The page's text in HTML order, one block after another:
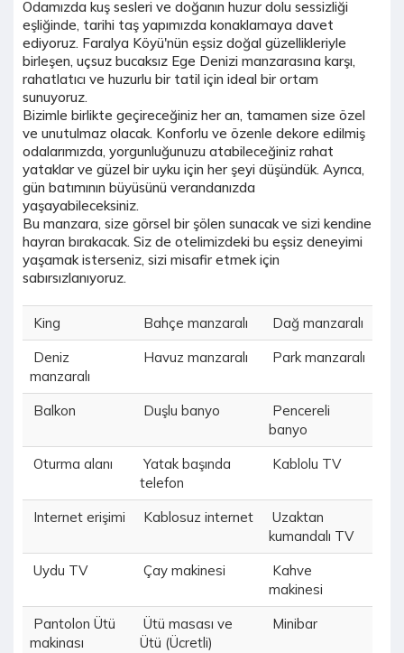
Odamızda kuş sesleri ve doğanın huzur dolu sessizliği
eşliğinde, tarihi taş yapımızda konaklamaya davet
ediyoruz. Faralya Köyü'nün eşsiz doğal güzellikleriyle
birleşen, uçsuz bucaksız Ege Denizi manzarasına karşı,
rahatlatıcı ve huzurlu bir tatil için ideal bir ortam
sunuyoruz.
Bizimle birlikte geçireceğiniz her an, tamamen size özel
ve unutulmaz olacak. Konforlu ve özenle dekore edilmiş
odalarımızda, yorgunluğunuzu atabileceğiniz rahat
yataklar ve güzel bir uyku için her şeyi düşündük. Ayrıca,
gün batımının büyüsünü verandanızda
yaşayabileceksiniz.
Bu manzara, size görsel bir şölen sunacak ve sizi kendine
hayran bırakacak. Siz de otelimizdeki bu eşsiz deneyimi
yaşamak isterseniz, sizi misafir etmek için
sabırsızlanıyoruz.
King Bahçe manzaralı
Dağ manzaralı
Deniz
manzaralı
Havuz manzaralı Park manzaralı
Balkon Duşlu banyo
Pencereli
banyo
Oturma alanı
Yatak başında
telefon
Kablolu TV
Internet erişimi Kablosuz internet
Uzaktan
kumandalı TV
Uydu TV
Çay makinesi
Kahve
makinesi
Pantolon Ütü
makinası
Ütü masası ve
Ütü (Ücretli)
Minibar